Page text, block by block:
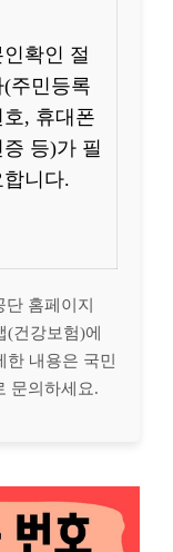
인확인 절
(주민등록
호, 휴대폰
증 등)가 필
합니다.
홈페이지
(건강보험)에
한 내용은 국민
문의하세요.